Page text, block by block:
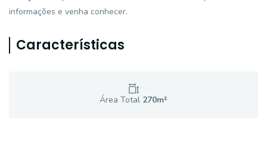
informações e venha conhecer.
Características
Área Total 270m²